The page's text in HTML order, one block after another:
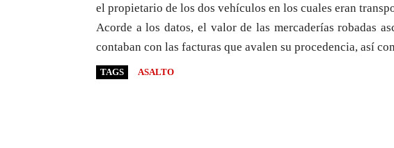
el propietario de los dos vehículos en los cuales eran
Acorde a los datos, el valor de las mercaderías robadas
contaban con las facturas que avalen su procedencia, así
TAGS ASALTO